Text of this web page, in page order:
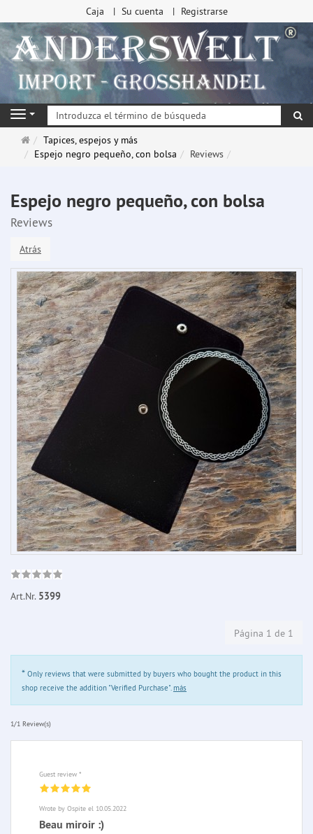
Caja Su cuenta Registrarse
Navigation
Página
de
Tapices, espejos y más
Espejo negro pequeño, con bolsa
Reviews
Espejo negro pequeño, con bolsa
Reviews
Atrás
Art.Nr. 5399
Página 1 de 1
* Only reviews that were submitted by buyers who bought the product in this
shop receive the addition "Verified Purchase".más
1/1 Review(s)
Guest review *
Wrote by Ospite el 10.05.2022
Beau miroir :)